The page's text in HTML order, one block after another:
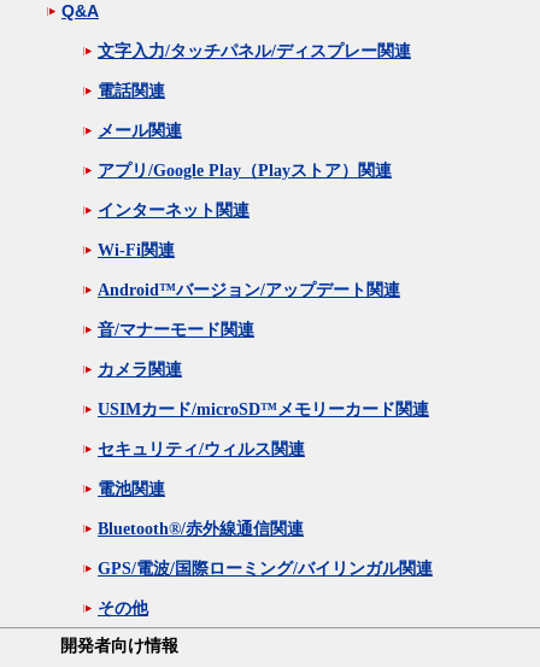
Q&A
文字入力/タッチパネル/ディスプレー関連
電話関連
メール関連
アプリ/Google Play（Playストア）関連
インターネット関連
Wi-Fi関連
Android™バージョン/アップデート関連
音/マナーモード関連
カメラ関連
USIMカード/microSD™メモリーカード関連
セキュリティ/ウィルス関連
電池関連
Bluetooth®/赤外線通信関連
GPS/電波/国際ローミング/バイリンガル関連
その他
開発者向け情報